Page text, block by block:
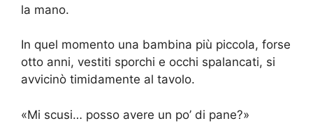
la mano.
In quel momento una bambina più piccola, forse
otto anni, vestiti sporchi e occhi spalancati, si
avvicinò timidamente al tavolo.
«Mi scusi… posso avere un po’ di pane?»